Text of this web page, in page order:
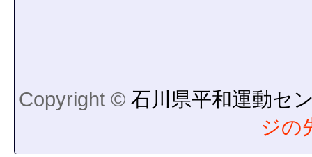
Copyright © 石川県平和運動セ
ジの